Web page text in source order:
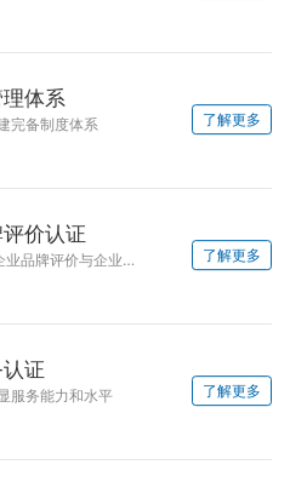
体系
完备制度体系
了解更多
价认证
GB/T27925商业企业品牌评价与企业文化建设指南
了解更多
证
服务能力和水平
了解更多